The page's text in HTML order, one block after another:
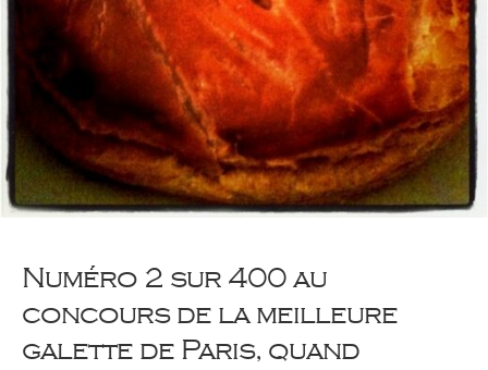
Numéro 2 sur 400 au
concours de la meilleure
galette de Paris, quand